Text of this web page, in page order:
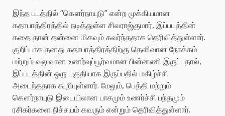
இந்த படத்தில் “கௌர்நாயுடு” என்ற முக்கியமான
கதாபாத்திரத்தில் நடித்துள்ள சிவராஜ்குமார், இப்படத்தின்
கதை தான் தன்னை மிகவும் கவர்ந்ததாக தெரிவித்துள்ளார்.
குறிப்பாக தனது கதாபாத்திரத்திற்கு தெளிவான நோக்கம்
மற்றும் வலுவான உணர்வுப்பூர்வமான பின்னணி இருப்பதால்,
இப்படத்தின் ஒரு பகுதியாக இருப்பதில் மகிழ்ச்சி
அடைந்ததாக கூறியுள்ளார். மேலும், பெத்தி மற்றும்
கௌர்நாயுடு இடையிலான பாசமும் உணர்ச்சி பந்தமும்
ரசிகர்களை நிச்சயம் கவரும் என்றும் தெரிவித்துள்ளார்.